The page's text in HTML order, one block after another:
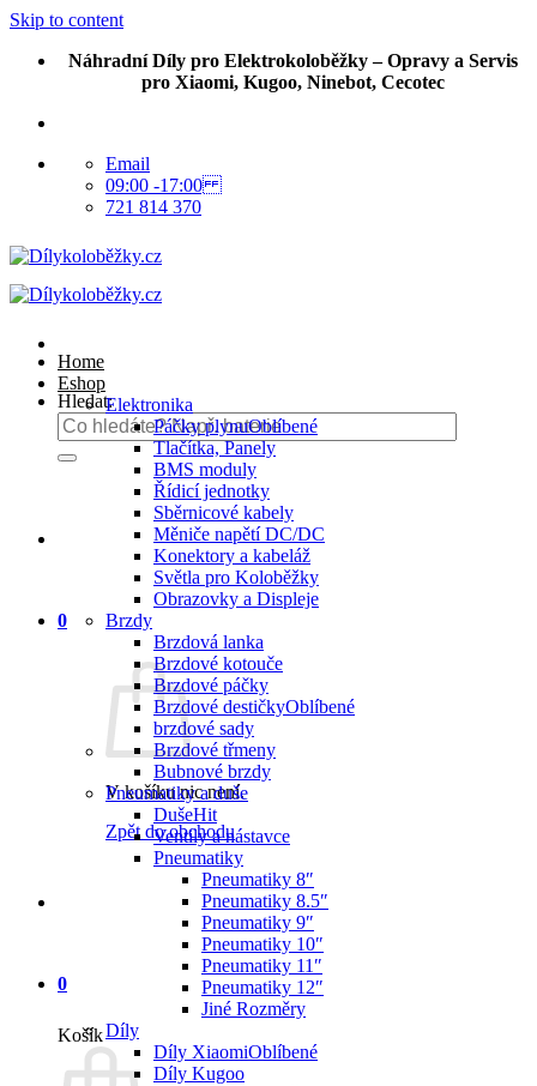
Skip to content
Náhradní Díly pro Elektrokoloběžky – Opravy a Servis
pro Xiaomi, Kugoo, Ninebot, Cecotec
Email
09:00 -17:00
721 814 370
Hledat:
0
V košíku nic není.
Zpět do obchodu
0
Košík
Home
Eshop
Elektronika
Páčky plynu
Tlačítka, Panely
BMS moduly
Řídicí jednotky
Sběrnicové kabely
Měniče napětí DC/DC
Konektory a kabeláž
Světla pro Koloběžky
Obrazovky a Displeje
Brzdy
Brzdová lanka
Brzdové kotouče
Brzdové páčky
Brzdové destičky
brzdové sady
Brzdové třmeny
Bubnové brzdy
Pneumatiky a duše
Duše
Ventily a nástavce
Pneumatiky
Pneumatiky 8″
Pneumatiky 8.5″
Pneumatiky 9″
Pneumatiky 10″
Pneumatiky 11″
Pneumatiky 12″
Jiné Rozměry
Díly
Díly Xiaomi
Díly Kugoo